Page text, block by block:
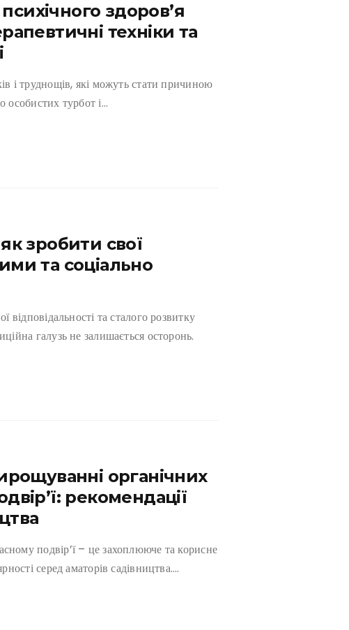
здоров’я
техніки та
і труднощів, які можуть стати причиною
особистих турбот і…
зробити свої
та соціально
відповідальності та сталого розвитку
галузь не залишається осторонь.
органічних
рекомендації
подвір’ї – це захоплююче та корисне
серед аматорів садівництва….